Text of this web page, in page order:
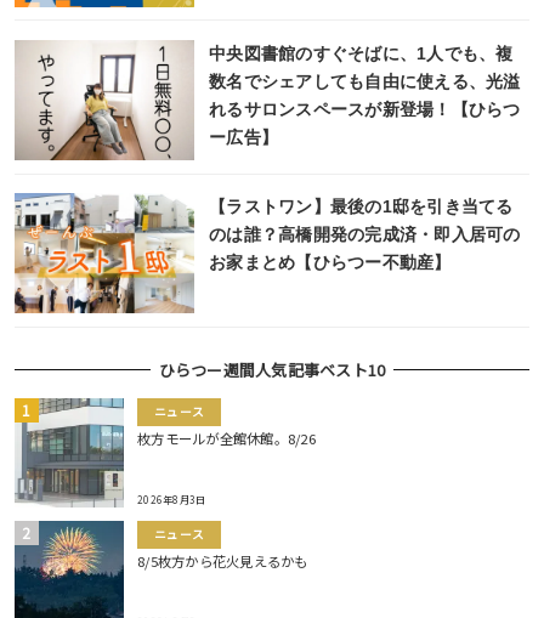
中央図書館のすぐそばに、1人でも、複
数名でシェアしても自由に使える、光溢
れるサロンスペースが新登場！【ひらつ
ー広告】
【ラストワン】最後の1邸を引き当てる
のは誰？高橋開発の完成済・即入居可の
お家まとめ【ひらつー不動産】
ひらつー週間人気記事ベスト10
ニュース
枚方モールが全館休館。8/26
2026年8月3日
ニュース
8/5枚方から花火見えるかも